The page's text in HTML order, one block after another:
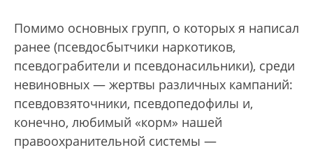
Помимо основных групп, о которых я написал
ранее (псевдосбытчики наркотиков,
псевдограбители и псевдонасильники), среди
невиновных — жертвы различных кампаний:
псевдовзяточники, псевдопедофилы и,
конечно, любимый «корм» нашей
правоохранительной системы —